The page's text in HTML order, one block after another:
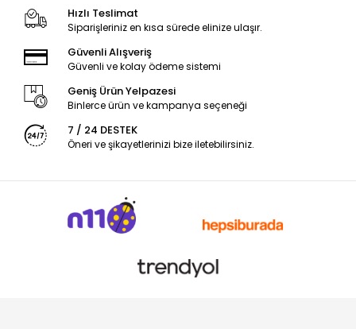
Hızlı Teslimat
Siparişleriniz en kısa sürede elinize ulaşır.
Güvenli Alışveriş
Güvenli ve kolay ödeme sistemi
Geniş Ürün Yelpazesi
Binlerce ürün ve kampanya seçeneği
7 / 24 DESTEK
Öneri ve şikayetlerinizi bize iletebilirsiniz.